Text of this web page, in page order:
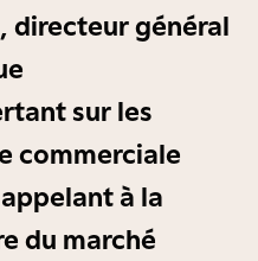
directeur général
sur les
commerciale
à la
du marché